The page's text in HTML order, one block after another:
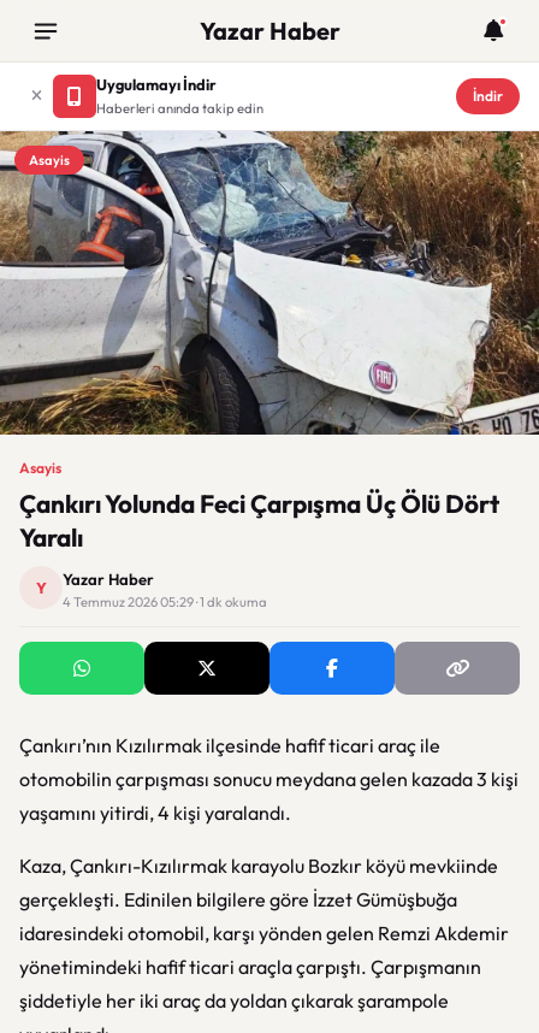
Yazar Haber
Uygulamayı İndir
Haberleri anında takip edin
İndir
Asayis
Asayis
Çankırı Yolunda Feci Çarpışma Üç Ölü Dört
Yaralı
Y Yazar Haber
4 Temmuz 2026 05:29 · 1 dk okuma
Çankırı’nın Kızılırmak ilçesinde hafif ticari araç ile
otomobilin çarpışması sonucu meydana gelen kazada 3 kişi
yaşamını yitirdi, 4 kişi yaralandı.
Kaza, Çankırı-Kızılırmak karayolu Bozkır köyü mevkiinde
gerçekleşti. Edinilen bilgilere göre İzzet Gümüşbuğa
idaresindeki otomobil, karşı yönden gelen Remzi Akdemir
yönetimindeki hafif ticari araçla çarpıştı. Çarpışmanın
şiddetiyle her iki araç da yoldan çıkarak şarampole